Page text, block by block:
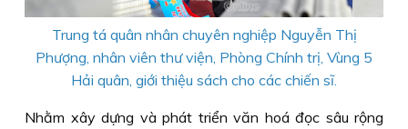
Trung tá quân nhân chuyên nghiệp Nguyễn Thị
Phượng, nhân viên thư viện, Phòng Chính trị, Vùng 5
Hải quân, giới thiệu sách cho các chiến sĩ.
Nhằm xây dựng và phát triển văn hoá đọc sâu rộng